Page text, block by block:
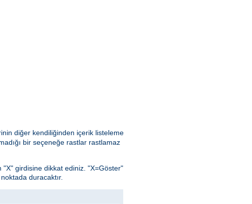
diğer kendiliğinden içerik listeleme
bir seçeneğe rastlar rastlamaz
"X" girdisine dikkat ediniz. "X=Göster"
duracaktır.